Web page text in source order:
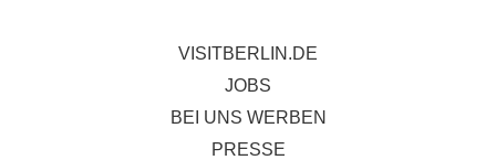
VISITBERLIN.DE
JOBS
BEI UNS WERBEN
PRESSE